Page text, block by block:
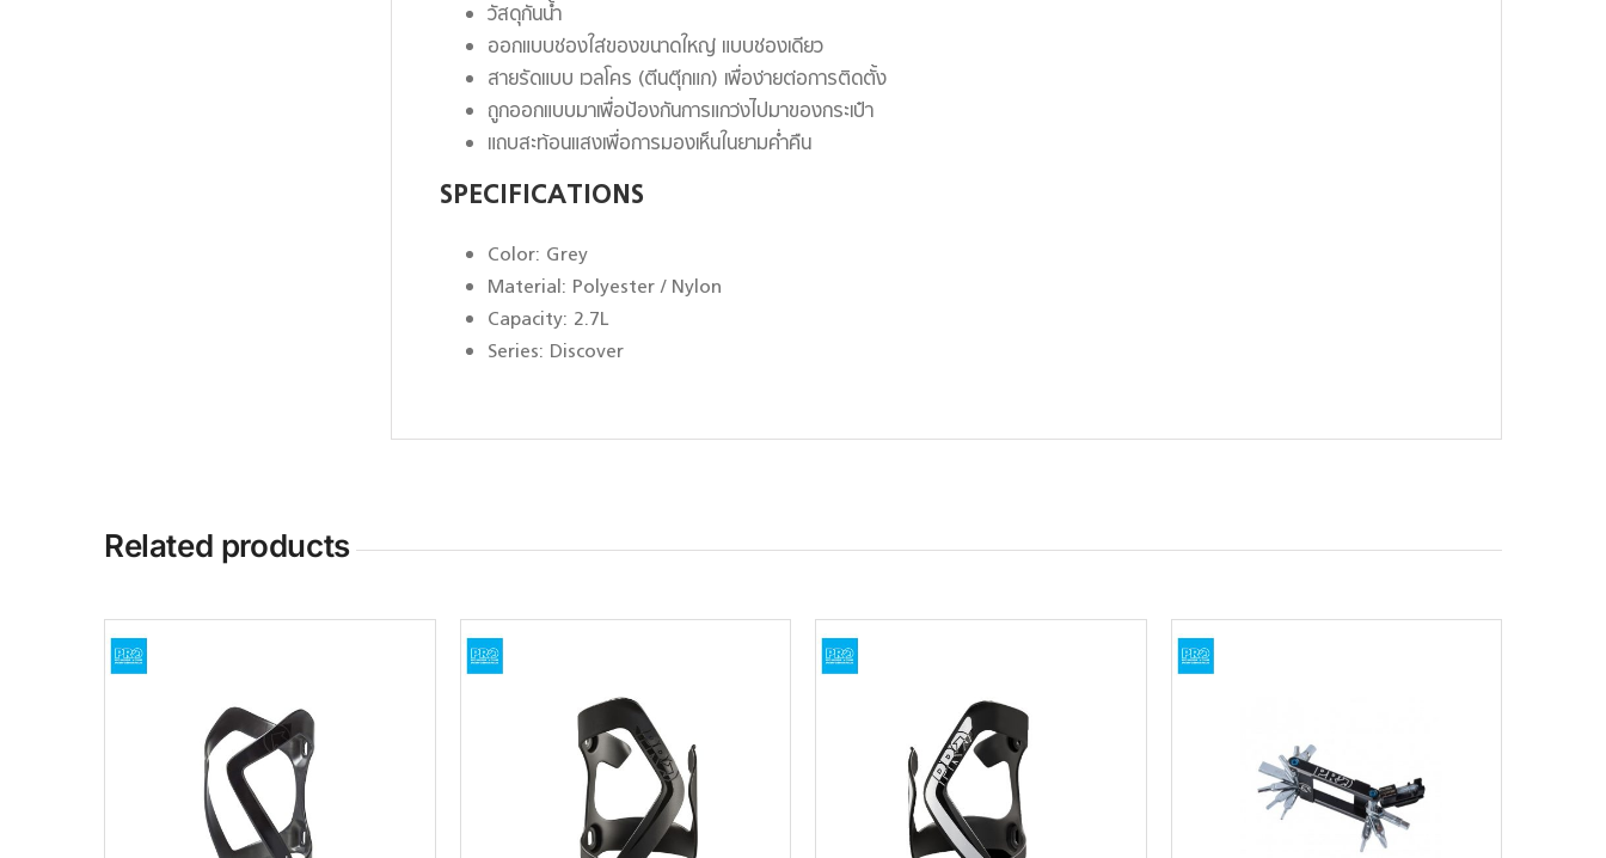
วัสดุกันน้ำ
ออกแบบช่องใส่ของขนาดใหญ่ แบบช่องเดียว
สายรัดแบบ เวลโคร (ตีนตุ๊กแก) เพื่อง่ายต่อการติดตั้ง
ถูกออกแบบมาเพื่อป้องกันการแกว่งไปมาของกระเป๋า
แถบสะท้อนแสงเพื่อการมองเห็นในยามค่ำคืน
SPECIFICATIONS
Color: Grey
Material: Polyester / Nylon
Capacity: 2.7L
Series: Discover
Related products